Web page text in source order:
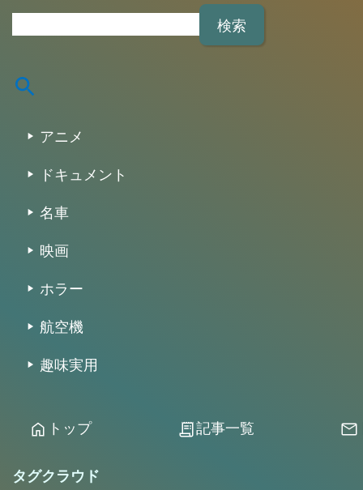
アニメ
ドキュメント
名車
映画
ホラー
航空機
趣味実用
home トップ receipt_long記事一覧 mail
タグクラウド